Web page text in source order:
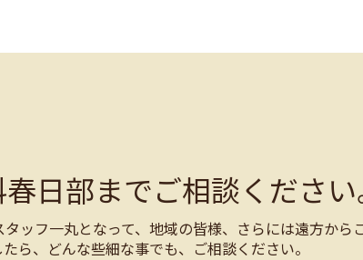
日部までご相談ください
ッフ一丸となって、地域の皆様、さらには遠方から
ら、どんな些細な事でも、ご相談ください。